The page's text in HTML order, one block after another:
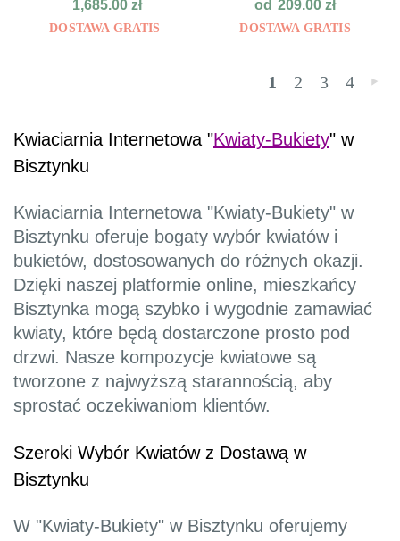
1,685.00zł
DOSTAWA GRATIS
od 209.00zł
DOSTAWA GRATIS
1 2 3 4 »
Kwiaciarnia Internetowa "Kwiaty-Bukiety" w
Bisztynku
Kwiaciarnia Internetowa "Kwiaty-Bukiety" w
Bisztynku oferuje bogaty wybór kwiatów i
bukietów, dostosowanych do różnych okazji.
Dzięki naszej platformie online, mieszkańcy
Bisztynka mogą szybko i wygodnie zamawiać
kwiaty, które będą dostarczone prosto pod
drzwi. Nasze kompozycje kwiatowe są
tworzone z najwyższą starannością, aby
sprostać oczekiwaniom klientów.
Szeroki Wybór Kwiatów z Dostawą w
Bisztynku
W "Kwiaty-Bukiety" w Bisztynku oferujemy